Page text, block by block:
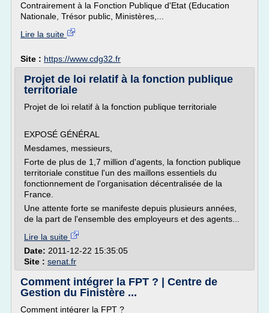
Contrairement à la Fonction Publique d'Etat (Education
Nationale, Trésor public, Ministères,...
Lire la suite
Site : https://www.cdg32.fr
Projet de loi relatif à la fonction publique
territoriale
Projet de loi relatif à la fonction publique territoriale
EXPOSÉ GÉNÉRAL
Mesdames, messieurs,
Forte de plus de 1,7 million d'agents, la fonction publique
territoriale constitue l'un des maillons essentiels du
fonctionnement de l'organisation décentralisée de la
France.
Une attente forte se manifeste depuis plusieurs années,
de la part de l'ensemble des employeurs et des agents...
Lire la suite
Date: 2011-12-22 15:35:05
Site : senat.fr
Comment intégrer la FPT ? | Centre de
Gestion du Finistère ...
Comment intégrer la FPT ?